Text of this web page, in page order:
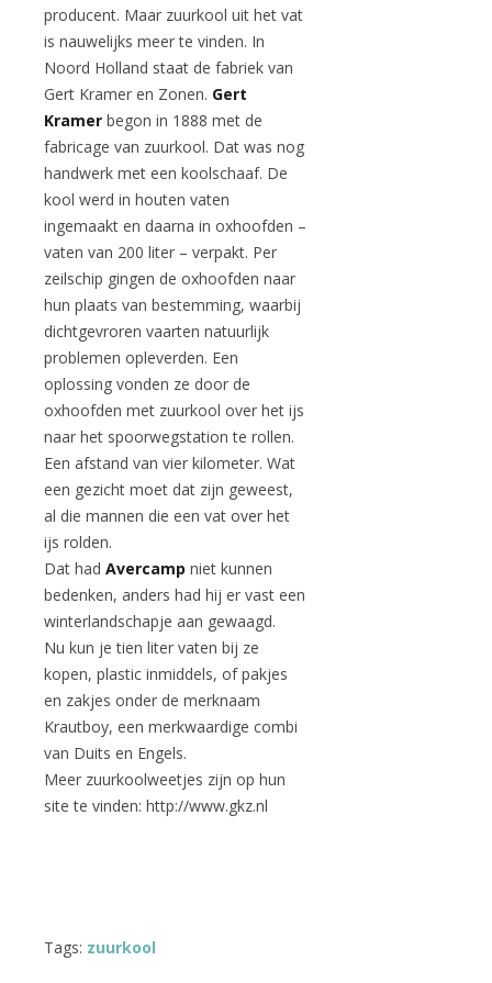
producent. Maar zuurkool uit het vat
is nauwelijks meer te vinden. In
Noord Holland staat de fabriek van
Gert Kramer en Zonen. Gert
Kramer begon in 1888 met de
fabricage van zuurkool. Dat was nog
handwerk met een koolschaaf. De
kool werd in houten vaten
ingemaakt en daarna in oxhoofden –
vaten van 200 liter – verpakt. Per
zeilschip gingen de oxhoofden naar
hun plaats van bestemming, waarbij
dichtgevroren vaarten natuurlijk
problemen opleverden. Een
oplossing vonden ze door de
oxhoofden met zuurkool over het ijs
naar het spoorwegstation te rollen.
Een afstand van vier kilometer. Wat
een gezicht moet dat zijn geweest,
al die mannen die een vat over het
ijs rolden.
Dat had Avercamp niet kunnen
bedenken, anders had hij er vast een
winterlandschapje aan gewaagd.
Nu kun je tien liter vaten bij ze
kopen, plastic inmiddels, of pakjes
en zakjes onder de merknaam
Krautboy, een merkwaardige combi
van Duits en Engels.
Meer zuurkoolweetjes zijn op hun
site te vinden: http://www.gkz.nl
Tags: zuurkool